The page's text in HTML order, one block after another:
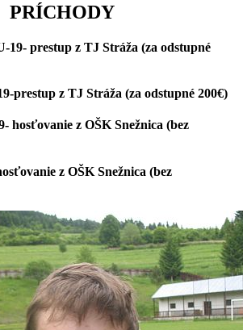
PRÍCHODY
19- prestup z TJ Stráža (za odstupné
prestup z TJ Stráža (za odstupné 200€)
hosťovanie z OŠK Snežnica (bez
z OŠK Snežnica (bez